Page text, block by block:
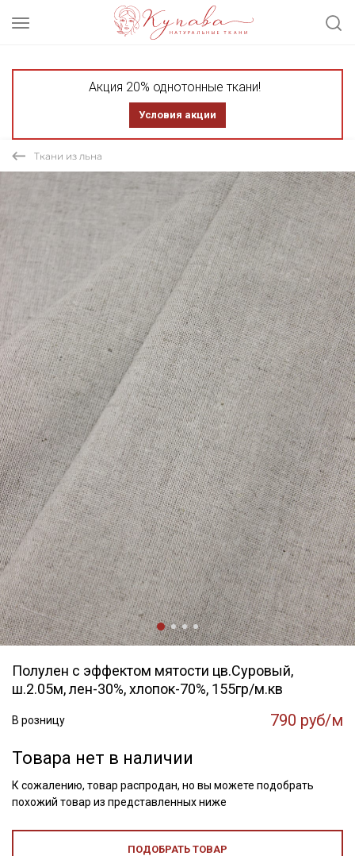
Акция 20% однотонные ткани!
Условия акции
Ткани из льна
Полулен с эффектом мятости цв.Суровый,
ш.2.05м, лен-30%, хлопок-70%, 155гр/м.кв
В розницу 790 руб/м
Товара нет в наличии
К сожалению, товар распродан, но вы можете подобрать
похожий товар из представленных ниже
ПОДОБРАТЬ ТОВАР